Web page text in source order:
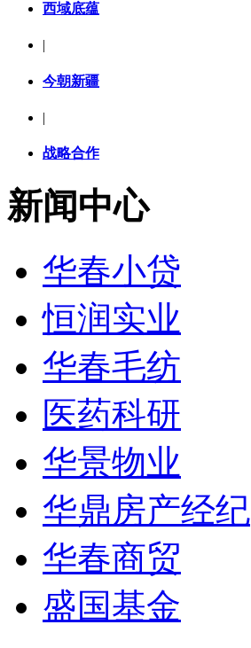
西域底蕴
|
今朝新疆
|
战略合作
新闻中心
华春小贷
恒润实业
华春毛纺
医药科研
华景物业
华鼎房产经纪
华春商贸
盛国基金